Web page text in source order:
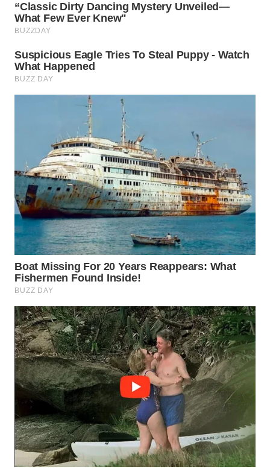
MAJALENGKA
SUBANG
WN
SUKABUMI
PURWAKARTA
WN
PRIANGAN
TIMUR
WN
SEMARANG
WN
SOLO
WN
BOROBUDUR
WN
MADURA
SURABAYA
WN
NATUNA